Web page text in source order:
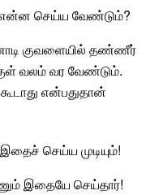
செய்ய வேண்டும்?
குவளையில் தண்ணீர்
வலம் வர வேண்டும்.
என்பதுதான்
செய்ய முடியும்!
இதையே செய்தார்!